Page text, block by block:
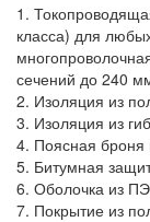
1.
класса) для
сечений до 240
2. Изоляция из
3. Изоляция из
4. Поясная броня
5. Битумная
6. Оболочка из
7. Покрытие из